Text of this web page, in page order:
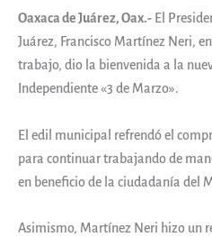
k
pp r
Oaxaca de Juárez, Oax.- El
Juárez, Francisco Martínez Neri,
trabajo, dio la bienvenida a la
Independiente «3 de Marzo».
El edil municipal refrendó el
para continuar trabajando de
en beneficio de la ciudadanía del
Asimismo, Martínez Neri hizo un